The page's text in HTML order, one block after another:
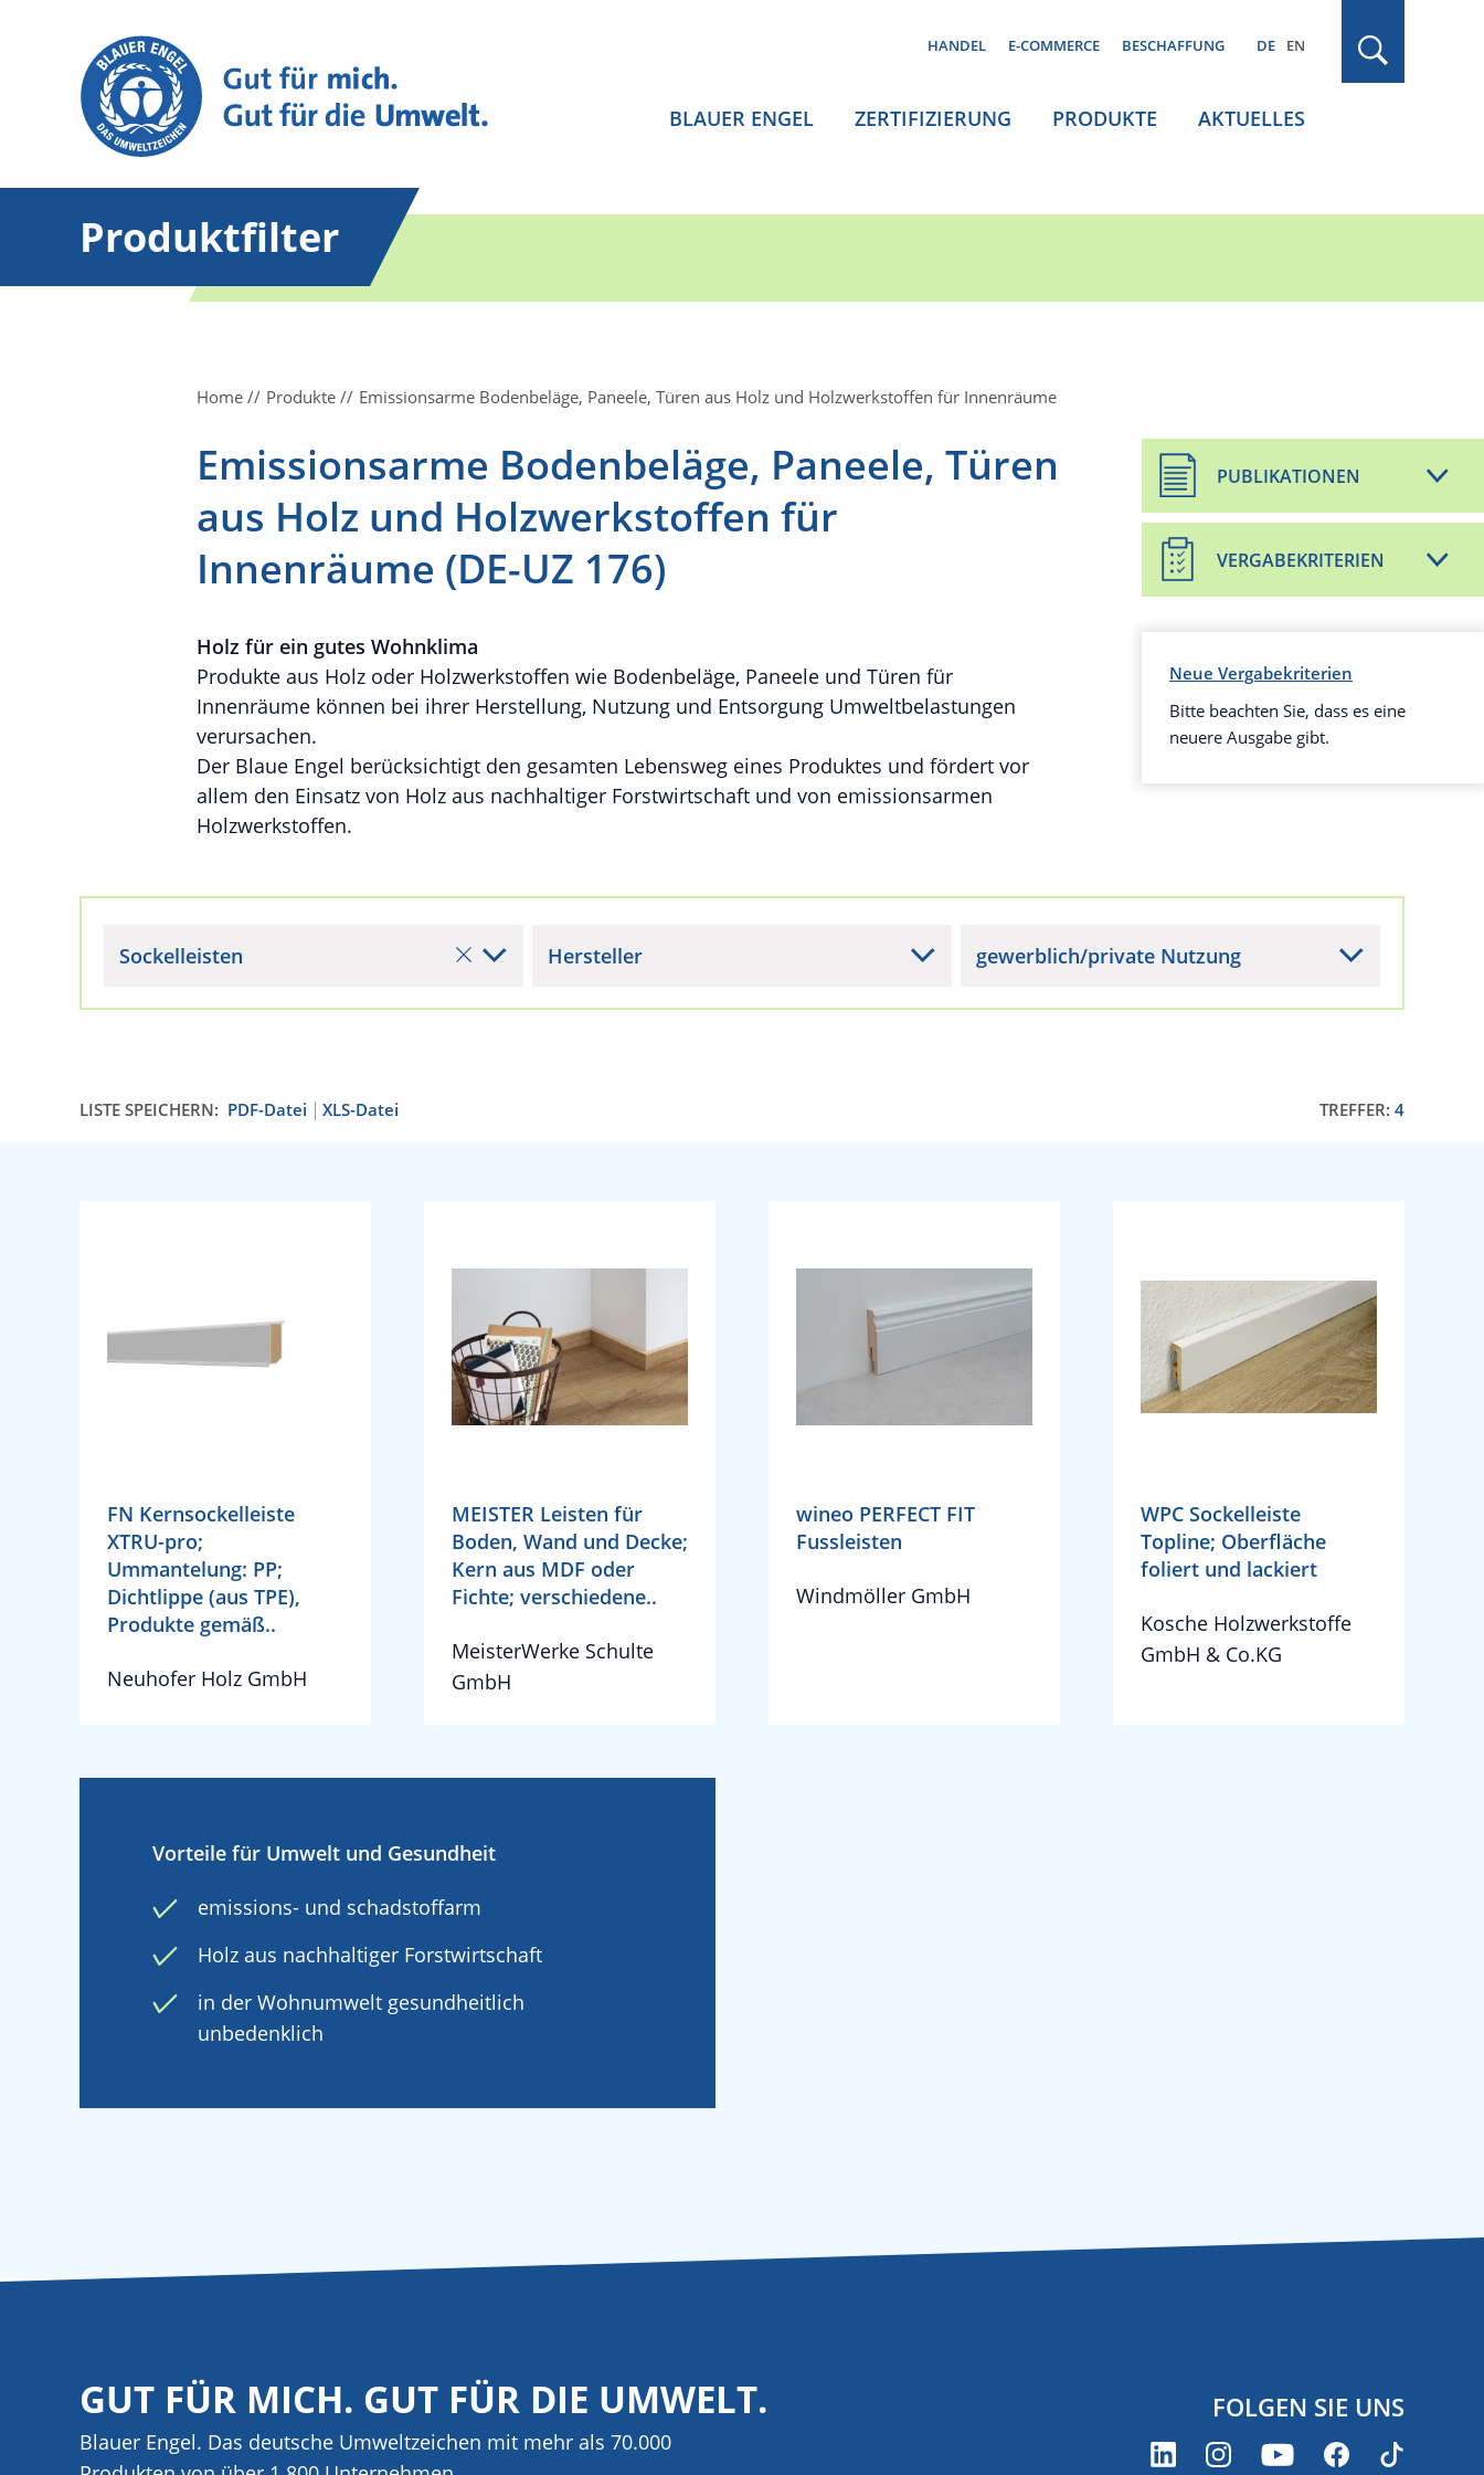
HANDEL E-COMMERCE BESCHAFFUNG DE EN
BLAUER ENGEL ZERTIFIZIERUNG PRODUKTE AKTUELLES
Produktfilter
Home Produkte Emissionsarme Bodenbeläge, Paneele, Türen aus Holz und Holzwerkstoffen für Innenräume
Emissionsarme Bodenbeläge, Paneele, Türen
aus Holz und Holzwerkstoffen für
Innenräume (DE-UZ 176)
PUBLIKATIONEN
VERGABEKRITERIEN
Neue Vergabekriterien
Bitte beachten Sie, dass es eine
neuere Ausgabe gibt.
Holz für ein gutes Wohnklima
Produkte aus Holz oder Holzwerkstoffen wie Bodenbeläge, Paneele und Türen für
Innenräume können bei ihrer Herstellung, Nutzung und Entsorgung Umweltbelastungen
verursachen.
Der Blaue Engel berücksichtigt den gesamten Lebensweg eines Produktes und fördert vor
allem den Einsatz von Holz aus nachhaltiger Forstwirtschaft und von emissionsarmen
Holzwerkstoffen.
Sockelleisten Hersteller gewerblich/private Nutzung
LISTE SPEICHERN: PDF-Datei XLS-Datei TREFFER: 4
FN Kernsockelleiste
XTRU-pro;
Ummantelung: PP;
Dichtlippe (aus TPE),
Produkte gemäß..
Neuhofer Holz GmbH
MEISTER Leisten für
Boden, Wand und Decke;
Kern aus MDF oder
Fichte; verschiedene..
MeisterWerke Schulte
GmbH
wineo PERFECT FIT
Fussleisten
Windmöller GmbH
WPC Sockelleiste
Topline; Oberfläche
foliert und lackiert
Kosche Holzwerkstoffe
GmbH & Co.KG
Vorteile für Umwelt und Gesundheit
emissions- und schadstoffarm
Holz aus nachhaltiger Forstwirtschaft
in der Wohnumwelt gesundheitlich
unbedenklich
GUT FÜR MICH. GUT FÜR DIE UMWELT.
Blauer Engel. Das deutsche Umweltzeichen mit mehr als 70.000
FOLGEN SIE UNS